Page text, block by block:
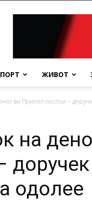
ЖИВОТ
во Прилеп постои –
на
одолее